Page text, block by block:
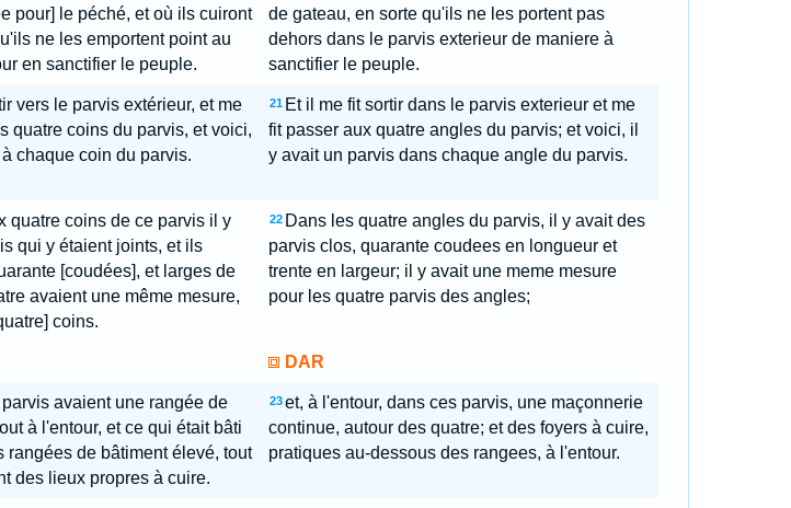
pour] le péché, et où ils cuiront
ne les emportent point au
en sanctifier le peuple.
de gateau, en sorte qu'ils ne les portent pas
dehors dans le parvis exterieur de maniere à
sanctifier le peuple.
vers le parvis extérieur, et me
quatre coins du parvis, et voici,
chaque coin du parvis.
21 Et il me fit sortir dans le parvis exterieur et me
fit passer aux quatre angles du parvis; et voici, il
y avait un parvis dans chaque angle du parvis.
quatre coins de ce parvis il y
qui y étaient joints, et ils
[coudées], et larges de
avaient une même mesure,
coins.
22 Dans les quatre angles du parvis, il y avait des
parvis clos, quarante coudees en longueur et
trente en largeur; il y avait une meme mesure
pour les quatre parvis des angles;
DAR
avaient une rangée de
à l'entour, et ce qui était bâti
rangées de bâtiment élevé, tout
des lieux propres à cuire.
23 et, à l'entour, dans ces parvis, une maçonnerie
continue, autour des quatre; et des foyers à cuire,
pratiques au-dessous des rangees, à l'entour.